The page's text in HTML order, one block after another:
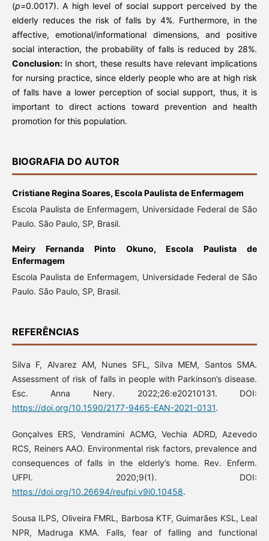
(p=0.0017). A high level of social support perceived by the
elderly reduces the risk of falls by 4%. Furthermore, in the
affective, emotional/informational dimensions, and positive
social interaction, the probability of falls is reduced by 28%.
Conclusion: In short, these results have relevant implications
for nursing practice, since elderly people who are at high risk
of falls have a lower perception of social support, thus, it is
important to direct actions toward prevention and health
promotion for this population.
BIOGRAFIA DO AUTOR
Cristiane Regina Soares, Escola Paulista de Enfermagem
Escola Paulista de Enfermagem, Universidade Federal de São
Paulo. São Paulo, SP, Brasil.
Meiry Fernanda Pinto Okuno,Escola Paulista de
Enfermagem
Escola Paulista de Enfermagem, Universidade Federal de São
Paulo. São Paulo, SP, Brasil.
REFERÊNCIAS
Silva F, Alvarez AM, Nunes SFL, Silva MEM, Santos SMA.
Assessment of risk of falls in people with Parkinson’s disease.
Esc. Anna Nery. 2022;26:e20210131. DOI:
https://doi.org/10.1590/2177-9465-EAN-2021-0131.
Gonçalves ERS, Vendramini ACMG, Vechia ADRD, Azevedo
RCS, Reiners AAO. Environmental risk factors, prevalence and
consequences of falls in the elderly’s home. Rev. Enferm.
UFPI. 2020;9(1). DOI:
https://doi.org/10.26694/reufpi.v9i0.10458.
Sousa ILPS, Oliveira FMRL, Barbosa KTF, Guimarães KSL, Leal
NPR, Madruga KMA. Falls, fear of falling and functional